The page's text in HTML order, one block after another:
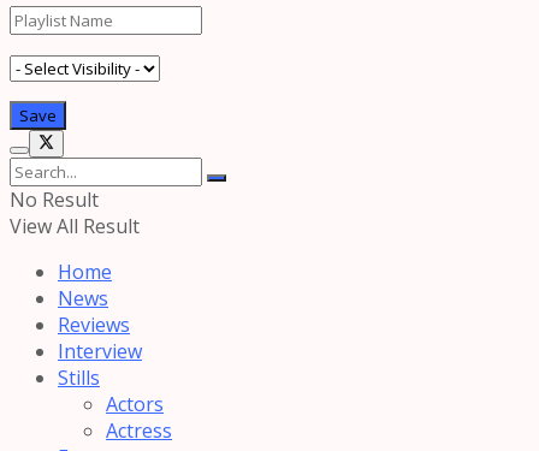
No Result
View All Result
Home
News
Reviews
Interview
Stills
Actors
Actress